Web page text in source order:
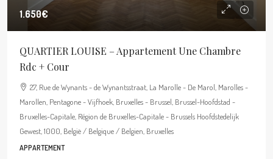
1.650€
QUARTIER LOUISE – Appartement Une Chambre
Rdc + Cour
27, Rue de Wynants - de Wynantsstraat, La Marolle - De Marol, Marolles -
Marollen, Pentagone - Vijfhoek, Bruxelles - Brussel, Brussel-Hoofdstad -
Bruxelles-Capitale, Région de Bruxelles-Capitale - Brussels Hoofdstedelijk
Gewest, 1000, België / Belgique / Belgien, Bruxelles
APPARTEMENT